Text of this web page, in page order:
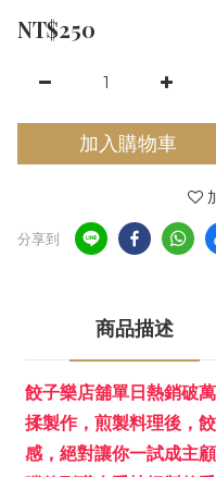
NT$250
加入購物車
分享到
商品描述
餃子樂店舖單日熱銷破
揉製作，煎製料理後，
感，絕對讓你一試成主